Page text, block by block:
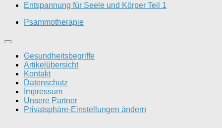
Entspannung für Seele und Körper Teil 1
Psammotherapie
Gesundheitsbegriffe
Artikelübersicht
Kontakt
Datenschutz
Impressum
Unsere Partner
Privatsphäre-Einstellungen ändern